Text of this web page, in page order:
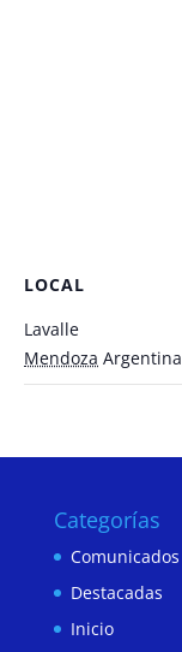
LOCAL
Lavalle
Mendoza Argentina
Categorías
Comunicados
Destacadas
Inicio